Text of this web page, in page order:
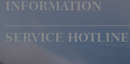
INFORMATION
SERVICE HOTLINE